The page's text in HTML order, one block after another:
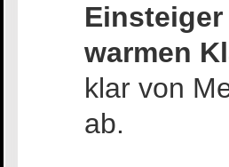
warmen
klar von
ab.